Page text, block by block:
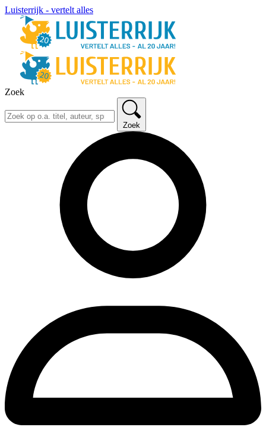
Luisterrijk - vertelt alles
Zoek
Zoek